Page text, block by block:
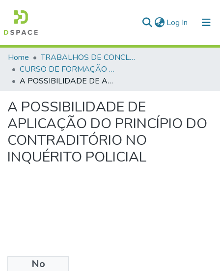
Log In (current)
Communities & Collections
All of DSpace
Home
TRABALHOS DE CONCLUSÃO DE CURSO - CFP (CURSO DE FORMAÇÃO DE PRAÇAS)
CURSO DE FORMAÇÃO DE PRAÇAS - CFP - 2018
A POSSIBILIDADE DE APLICAÇÃO DO PRINCÍPIO DO CONTRADITÓRIO NO INQUÉRITO POLICIAL
A POSSIBILIDADE DE
APLICAÇÃO DO PRINCÍPIO DO
CONTRADITÓRIO NO
INQUÉRITO POLICIAL
No